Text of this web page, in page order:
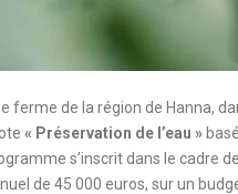
ferme de la région de Hanna,
« Préservation de l’eau »
s’inscrit dans le cadre
de 45 000 euros, sur un